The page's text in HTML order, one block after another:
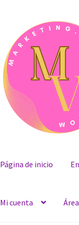
navigation
content
Página de inicio
Mi cuenta